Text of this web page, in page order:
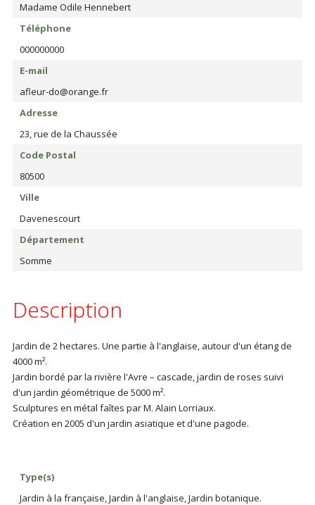
Madame Odile Hennebert
Téléphone
000000000
E-mail
afleur-do@orange.fr
Adresse
23, rue de la Chaussée
Code Postal
80500
Ville
Davenescourt
Département
Somme
Description
Jardin de 2 hectares. Une partie à l'anglaise, autour d'un étang de
4000 m².
Jardin bordé par la rivière l'Avre – cascade, jardin de roses suivi
d'un jardin géométrique de 5000 m².
Sculptures en métal faîtes par M. Alain Lorriaux.
Création en 2005 d'un jardin asiatique et d'une pagode.
Type(s)
Jardin à la française, Jardin à l'anglaise, Jardin botanique.